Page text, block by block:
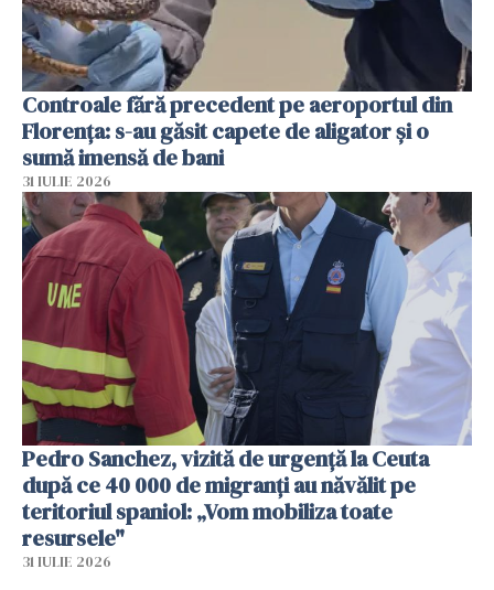
Controale fără precedent pe aeroportul din
Florența: s-au găsit capete de aligator și o
sumă imensă de bani
31 IULIE 2026
Pedro Sanchez, vizită de urgență la Ceuta
după ce 40 000 de migranți au năvălit pe
teritoriul spaniol: „Vom mobiliza toate
resursele"
31 IULIE 2026